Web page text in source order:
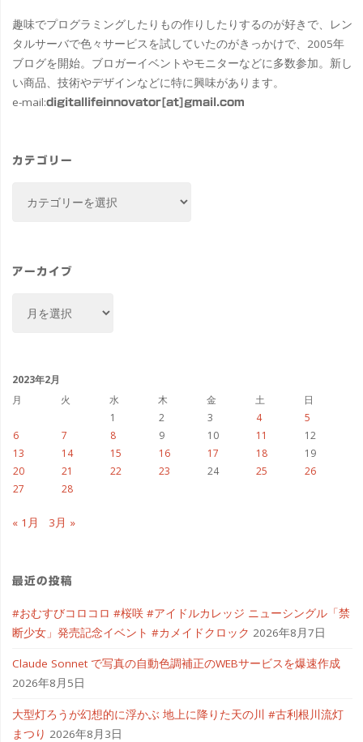
趣味でプログラミングしたりもの作りしたりするのが好きで、レン
タルサーバで色々サービスを試していたのがきっかけで、2005年
ブログを開始。ブロガーイベントやモニターなどに多数参加。新し
い商品、技術やデザインなどに特に興味があります。
e-mail:digitallifeinnovator[at]gmail.com
カテゴリー
ー
アーカイブ
ブ
2023年2月
月
火 水 木 金 土
日
1
2 3 4
5
6
7 8 9 10 11
12
13
14 15 16 17 18
19
20
21 22 23 24 25
26
27
28
« 1月 3月 »
最近の投稿
#おむすびコロコロ #桜咲 #アイドルカレッジ ニューシングル「禁
断少女」発売記念イベント #カメイドクロック 2026年8月7日
Claude Sonnet で写真の自動色調補正のWEBサービスを爆速作成
2026年8月5日
大型灯ろうが幻想的に浮かぶ 地上に降りた天の川 #古利根川流灯
まつり 2026年8月3日